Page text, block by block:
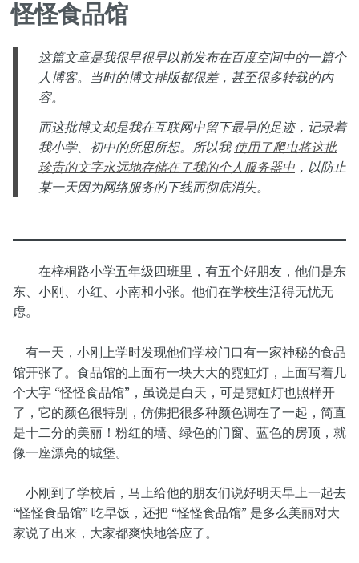
怪怪食品馆
这篇文章是我很早很早以前发布在百度空间中的一篇个
人博客。当时的博文排版都很差，甚至很多转载的内
容。
而这批博文却是我在互联网中留下最早的足迹，记录着
我小学、初中的所思所想。所以我使用了爬虫将这批
珍贵的文字永远地存储在了我的个人服务器中，以防止
某一天因为网络服务的下线而彻底消失。
在梓桐路小学五年级四班里，有五个好朋友，他们是东
东、小刚、小红、小南和小张。他们在学校生活得无忧无
虑。
有一天，小刚上学时发现他们学校门口有一家神秘的食品
馆开张了。食品馆的上面有一块大大的霓虹灯，上面写着几
个大字 “怪怪食品馆”，虽说是白天，可是霓虹灯也照样开
了，它的颜色很特别，仿佛把很多种颜色调在了一起，简直
是十二分的美丽！粉红的墙、绿色的门窗、蓝色的房顶，就
像一座漂亮的城堡。
小刚到了学校后，马上给他的朋友们说好明天早上一起去
“怪怪食品馆” 吃早饭，还把 “怪怪食品馆” 是多么美丽对大
家说了出来，大家都爽快地答应了。